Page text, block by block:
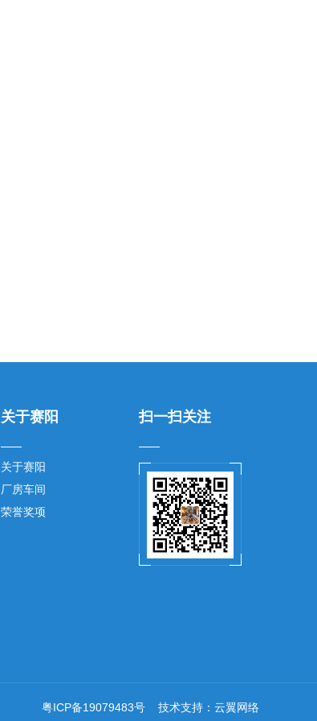
关于赛阳
关于赛阳
厂房车间
荣誉奖项
扫一扫关注
粤ICP备19079483号 技术支持： 云翼网络